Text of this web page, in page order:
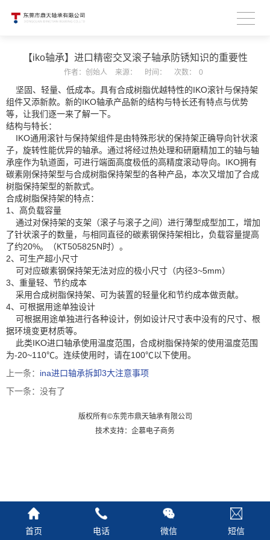
【iko轴承】进口精密交叉滚子轴承防锈知识的重要性
作者： 创始人 来源： 时间： 次数： 0
坚固、轻量、低成本。具有合成树脂优越特性的IKO滚针与保持架
组件又添新款。新的IKO轴承产品新的结构与特长还有特点与优势
等，让我们逐一来了解一下。
结构与特长：
IKO通用滚针与保持架组件是由特殊形状的保持架正确导向针状滚
子，旋转性能优异的轴承。通过将经过热处理和研磨精加工的轴与轴
承座作为轨道面，可进行端面高度极低的高精度滚动导向。IKO拥有
碳素刚保持架型与合成树脂保持架型的各种产品，本次又增加了合成
树脂保持架型的新款式。
合成树脂保持架的特点：
1、高负载容量
通过对保持架的支架（滚子与滚子之间）进行薄型成型加工，增加
了针状滚子的数量，与相同直径的碳素钢保持架相比，负载容量提高
了约20%。（KT505825N时）。
2、可生产超小尺寸
可对应碳素钢保持架无法对应的极小尺寸（内径3~5mm）
3、重量轻、节约成本
采用合成树脂保持架、可为装置的轻量化和节约成本做贡献。
4、可根据用途单独设计
可根据用途单独进行各种设计，例如设计尺寸表中没有的尺寸、根
据环境变更材质等。
此类IKO进口轴承使用温度范围，合成树脂保持架的使用温度范围
为-20~110℃。连续使用时，请在100℃以下使用。
上一条： ina进口轴承拆卸3大注意事项
下一条：没有了
首页 电话 微信 短信
版权所有©东莞市鼎天轴承有限公司
技术支持：企慕电子商务